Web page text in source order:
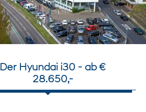
Der Hyundai i30 - ab €
28.650,-